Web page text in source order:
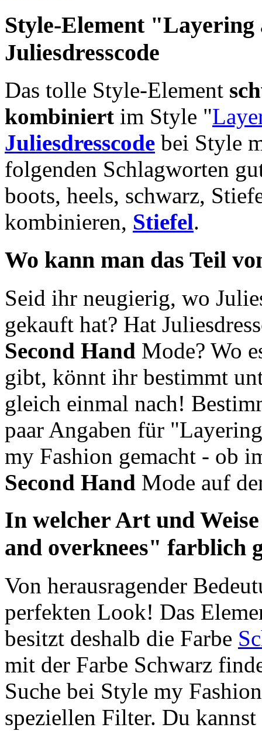
Style-Element "Layering
Juliesdresscode
Das tolle Style-Element
kombiniert im Style "
Juliesdresscode bei Style
folgenden Schlagworten
boots, heels, schwarz,
kombinieren, Stiefel.
Wo kann man das Teil
Seid ihr neugierig, wo
gekauft hat? Hat
Second Hand Mode? Wo
gibt, könnt ihr bestimmt
gleich einmal nach!
paar Angaben für
my Fashion gemacht - ob
Second Hand Mode auf
In welcher Art und
and overknees" farblich
Von herausragender
perfekten Look! Das
besitzt deshalb die Farbe
mit der Farbe Schwarz
Suche bei Style my
speziellen Filter. Du